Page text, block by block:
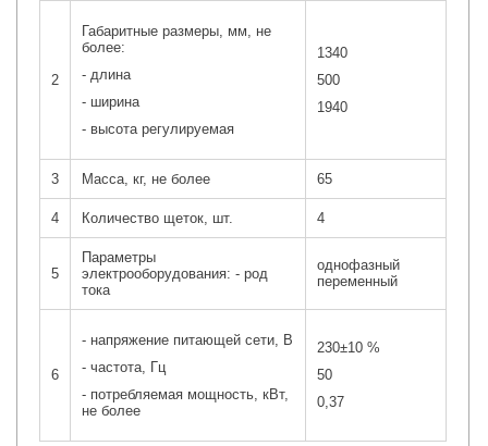
2
Габаритные размеры, мм, не
более:
- длина
- ширина
- высота регулируемая
1340
500
1940
3 Масса, кг, не более 65
4 Количество щеток, шт. 4
5
Параметры
электрооборудования: - род
тока
однофазный
переменный
6
- напряжение питающей сети, В
- частота, Гц
- потребляемая мощность, кВт,
не более
230±10 %
50
0,37